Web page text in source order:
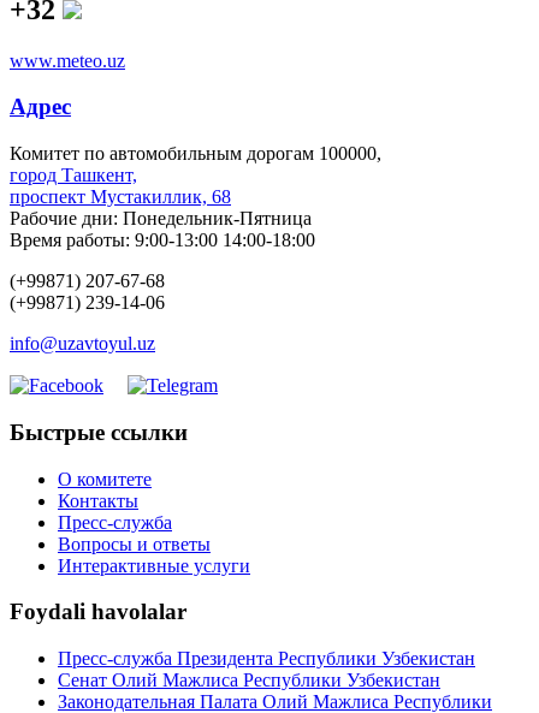
+32
www.meteo.uz
Адрес
Комитет по автомобильным дорогам 100000,
город Ташкент,
проспект Мустакиллик, 68
Рабочие дни: Понедельник-Пятница
Время работы: 9:00-13:00 14:00-18:00
(+99871) 207-67-68
(+99871) 239-14-06
info@uzavtoyul.uz
Быстрые ссылки
О комитете
Контакты
Пресс-служба
Вопросы и ответы
Интерактивные услуги
Foydali havolalar
Пресс-служба Президента Республики Узбекистан
Сенат Олий Мажлиса Республики Узбекистан
Законодательная Палата Олий Мажлиса Республики